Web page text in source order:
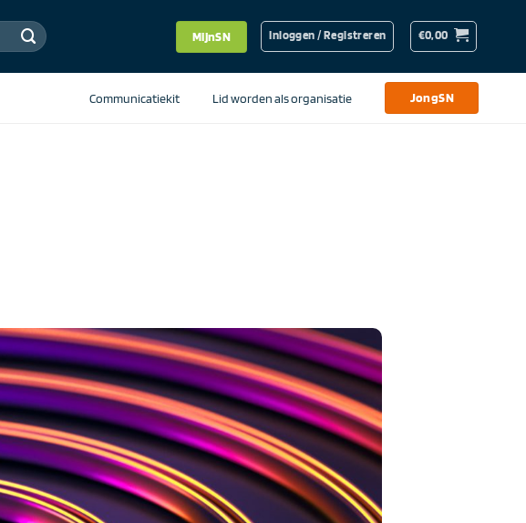
MijnSN Inloggen / Registreren €0,00
Communicatiekit Lid worden als organisatie JongSN